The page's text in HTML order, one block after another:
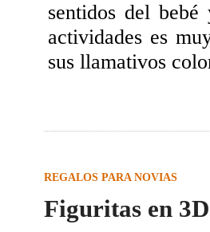
sentidos del
actividades es
sus llamativos
REGALOS PARA NOVIAS
Figuritas en 3D